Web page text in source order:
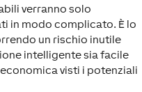
verranno solo
in modo complicato. È lo
un rischio inutile
intelligente sia facile
visti i potenziali